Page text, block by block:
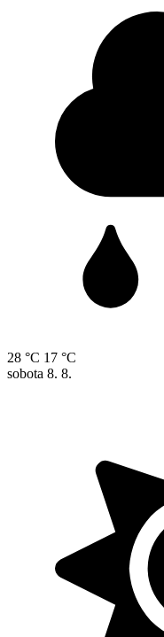
28 °C 17 °C
sobota 8. 8.